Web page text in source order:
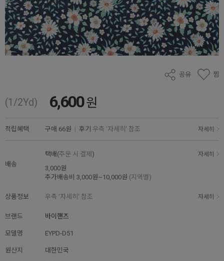
공유 찜
(1/2Yd) 6,600원
적립혜택 구매 66원 | 후기 우측 '자세히' 참조 자세히
배송
택배(주문 시 결제 ) 자세히
3,000원
추가배송비 3,000원~10,000원 (지역별)
상품정보 우측 '자세히' 참조 자세히
브랜드 바이핸즈
모델명 EYPD-D51
원산지 대한민국